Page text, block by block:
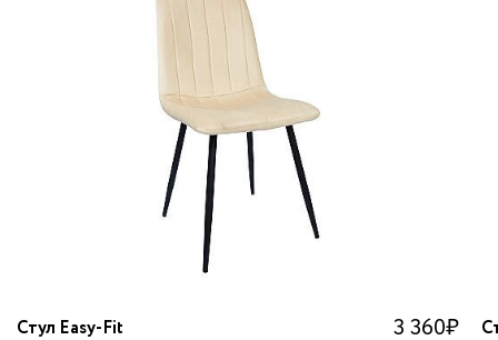
Стул Easy-Fit 3 360₽